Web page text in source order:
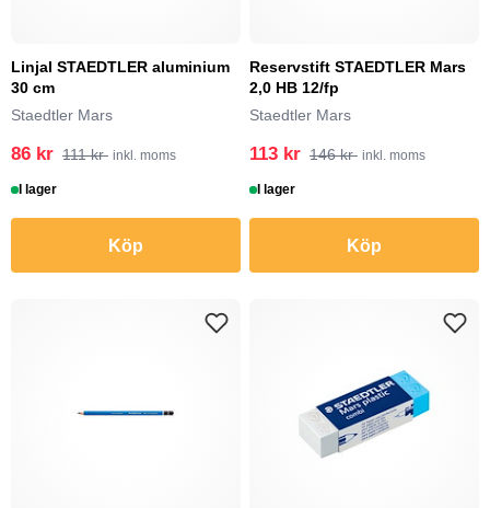
Linjal STAEDTLER aluminium
30 cm
Staedtler Mars
86 kr 111 kr inkl. moms
I lager
Köp
Reservstift STAEDTLER Mars
2,0 HB 12/fp
Staedtler Mars
113 kr 146 kr inkl. moms
I lager
Köp